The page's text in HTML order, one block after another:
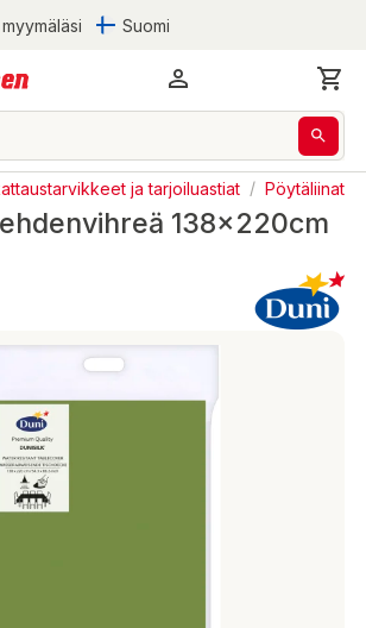
Suomi
ja tarjoiluastiat / Pöytäliinat
138x220cm